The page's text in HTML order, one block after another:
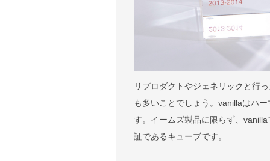
リプロダクトやジェネリックと行
も多いことでしょう。vanillaはハ
す。イームズ製品に限らず、
証であるキューブです。